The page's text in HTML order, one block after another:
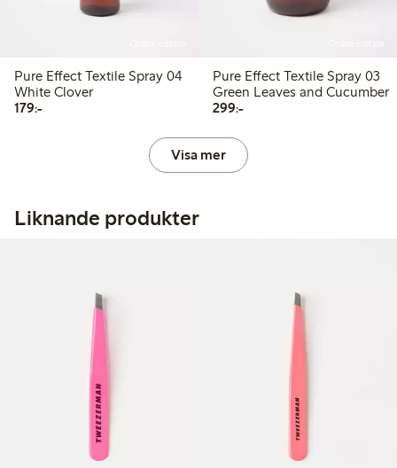
Pure Effect Textile Spray 04
White Clover
179:-179,00 kr
Pure Effect Textile Spray 03
Green Leaves and Cucumber
299:-299,00 kr
Visa mer
Liknande produkter